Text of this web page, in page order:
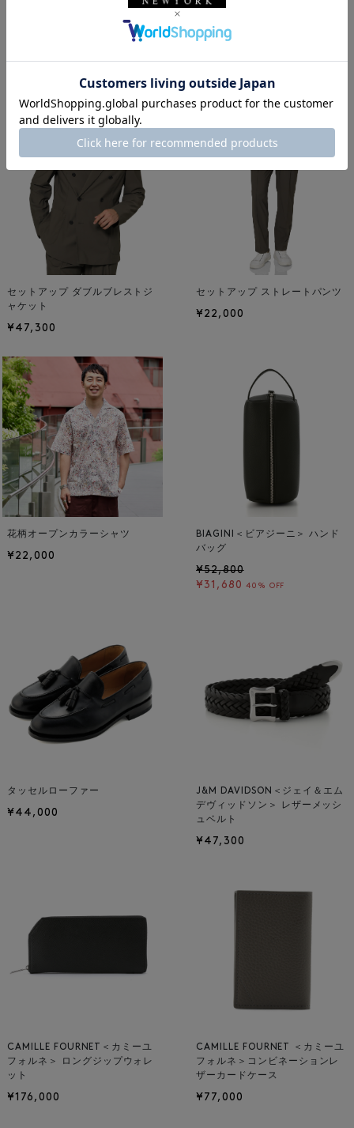
ジャージー素材
着用しているアイテム
セットアップ ダブルブレストジ
ャケット
¥47,300
セットアップ ストレートパンツ
¥22,000
花柄オープンカラーシャツ
¥22,000
BIAGINI＜ビアジーニ＞ ハンド
バッグ
¥52,800
¥31,680 40% OFF
タッセルローファー
¥44,000
J&M DAVIDSON＜ジェイ＆エム
デヴィッドソン＞ レザーメッシ
ュベルト
¥47,300
CAMILLE FOURNET＜カミーユ
フォルネ＞ ロングジップウォレ
ット
¥176,000
CAMILLE FOURNET ＜カミーユ
フォルネ＞コンビネーションレ
ザーカードケース
¥77,000